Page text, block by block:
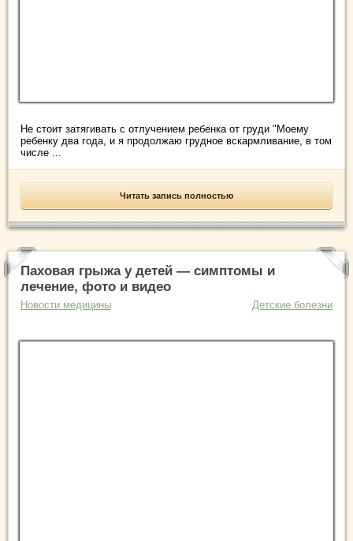
Не стоит затягивать с отлучением ребенка от груди "Моему
ребенку два года, и я продолжаю грудное вскармливание, в том
числе ...
Читать запись полностью
Паховая грыжа у детей — симптомы и
лечение, фото и видео
Новости медицины Детские болезни